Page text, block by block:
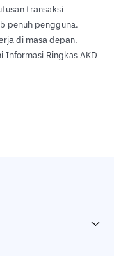
transaksi
penuh pengguna.
di masa depan.
Informasi Ringkas AKD